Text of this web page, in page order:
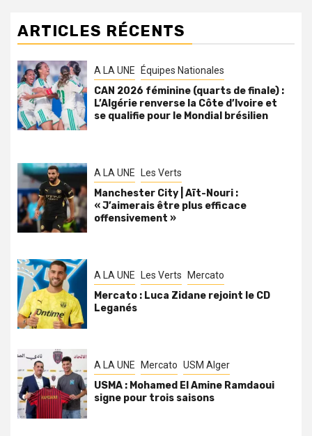
ARTICLES RÉCENTS
A LA UNE Équipes Nationales
CAN 2026 féminine (quarts de finale) :
L’Algérie renverse la Côte d’Ivoire et
se qualifie pour le Mondial brésilien
A LA UNE Les Verts
Manchester City | Aït-Nouri :
« J’aimerais être plus efficace
offensivement »
A LA UNE Les Verts Mercato
Mercato : Luca Zidane rejoint le CD
Leganés
A LA UNE Mercato USM Alger
USMA : Mohamed El Amine Ramdaoui
signe pour trois saisons